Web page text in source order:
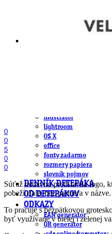
illustrator
lightroom
OS X
office
fonty zadarmo
rozmery papiera
slovník pojmov
DENNÍK DETEPÁKA
OD DETEPÁKOV
ODKAZY
EAN generátor
QR generátor
0
0
5
0
0
Súťaž nedávno predstavila logo,
pobeží ďalej bez partnera v
To pracuje s bezpätkovou
byť využívané v bielej i zelenej